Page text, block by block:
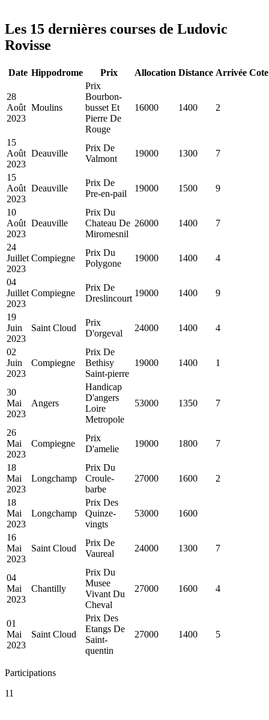
Les 15 dernières courses de Ludovic
Rovisse
Date Hippodrome Prix Allocation Distance Arrivée Cote
28
Août
2023
Moulins
Prix
Bourbon-
busset Et
Pierre De
Rouge
16000 1400 2
15
Août
2023
Deauville
Prix De
Valmont
19000 1300 7
15
Août
2023
Deauville
Prix De
Pre-en-pail
19000 1500 9
10
Août
2023
Deauville
Prix Du
Chateau De
Miromesnil
26000 1400 7
24
Juillet
2023
Compiegne
Prix Du
Polygone
19000 1400 4
04
Juillet
2023
Compiegne
Prix De
Dreslincourt
19000 1400 9
19
Juin
2023
Saint Cloud
Prix
D'orgeval
24000 1400 4
02
Juin
2023
Compiegne
Prix De
Bethisy
Saint-pierre
19000 1400 1
30
Mai
2023
Angers
Handicap
D'angers
Loire
Metropole
53000 1350 7
26
Mai
2023
Compiegne
Prix
D'amelie
19000 1800 7
18
Mai
2023
Longchamp
Prix Du
Croule-
barbe
27000 1600 2
18
Mai
2023
Longchamp
Prix Des
Quinze-
vingts
53000 1600
16
Mai
2023
Saint Cloud
Prix De
Vaureal
24000 1300 7
04
Mai
2023
Chantilly
Prix Du
Musee
Vivant Du
Cheval
27000 1600 4
01
Mai
2023
Saint Cloud
Prix Des
Etangs De
Saint-
quentin
27000 1400 5
Participations
11